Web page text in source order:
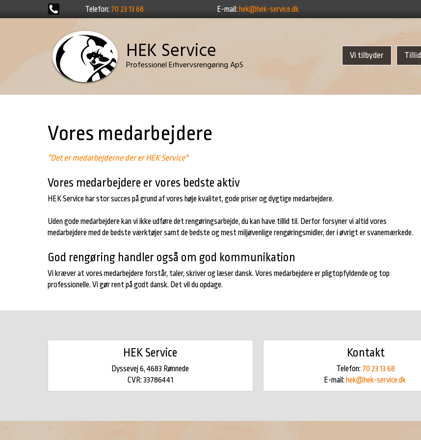
Telefon: 70 23 13 68 E-mail: hek@hek-service.dk
HEK Service​
​Professionel Erhvervsrengøring ApS
Vi tilbyder Tillid
Vores medarbejdere
"Det er medarbejderne der er HEK Service"
Vores medarbejdere er vores bedste aktiv
HEK Service har stor succes på grund af vores høje kvalitet, gode priser og dygtige medarbejdere.
Uden gode medarbejdere kan vi ikke udføre det rengøringsarbejde, du kan have tillid til. Derfor forsyner vi altid vores
medarbejdere med de bedste værktøjer samt de bedste og mest miljøvenlige rengøringsmidler, der i øvrigt er svanemærkede.
God rengøring handler også om god kommunikation
Vi kræver at vores medarbejdere forstår, taler, skriver og læser dansk. Vores medarbejdere er pligtopfyldende og top
professionelle. Vi gør rent på godt dansk. Det vil du opdage.​
HEK Service
Dyssevej 6, 4683 Rønnede
CVR: 33786441
Kontakt​
Telefon: 70 23 13 68
E-mail: hek@hek-service.dk